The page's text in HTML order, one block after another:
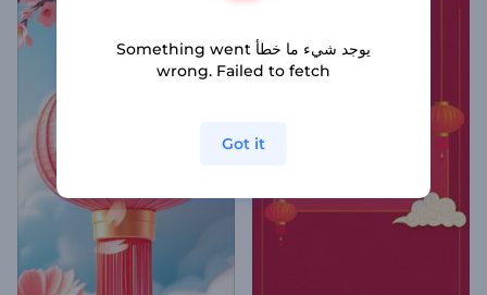
يوجد شيء ما خطأ Something went
wrong. Failed to fetch
Got it